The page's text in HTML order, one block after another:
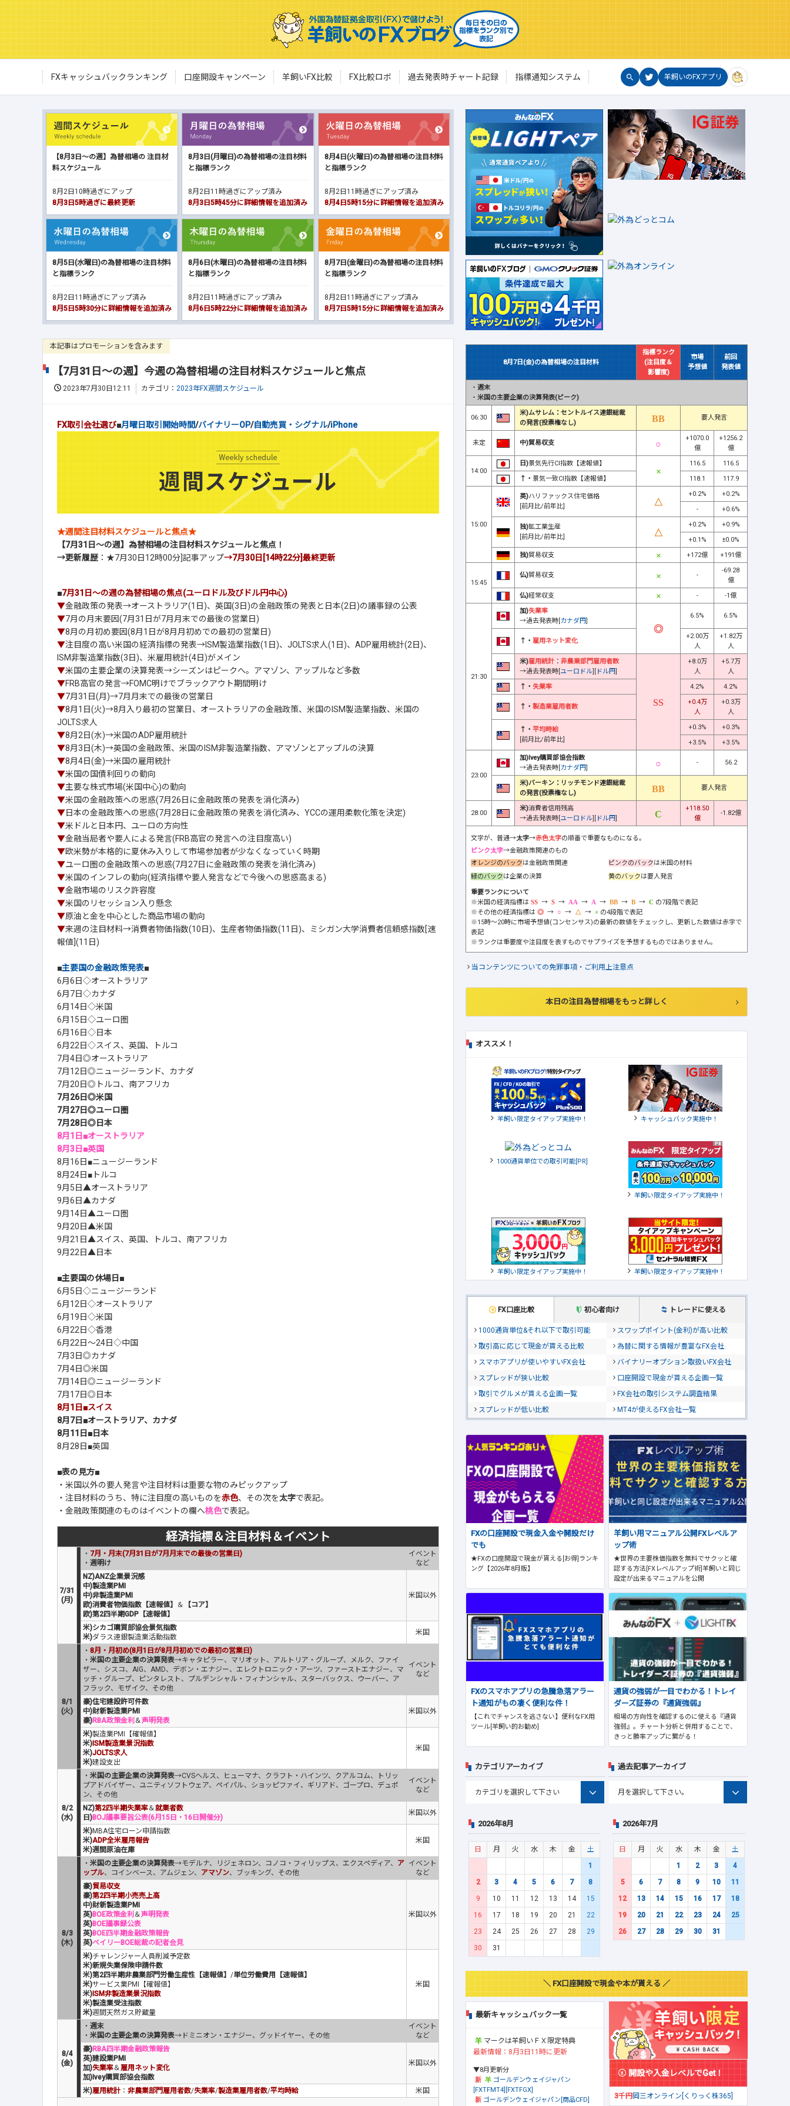
FXキャッシュバックランキング 口座開設キャンペーン 羊飼いFX比較 FX比較ロボ 過去発表時チャート記録 指標通知システム 羊飼いのFXアプリ
【8月3日～の週】為替相場の 注目材
料スケジュール
8月2日10時過ぎにアップ
8月3日5時過ぎに最終更新
8月3日(月曜日)の為替相場の注目材料
と指標ランク
8月2日11時過ぎにアップ済み
8月3日5時45分に詳細情報を追加済み
8月4日(火曜日)の為替相場の注目材料
と指標ランク
8月2日11時過ぎにアップ済み
8月4日5時15分に詳細情報を追加済み
8月5日(水曜日)の為替相場の注目材料
と指標ランク
8月2日11時過ぎにアップ済み
8月5日5時30分に詳細情報を追加済み
8月6日(木曜日)の為替相場の注目材料
と指標ランク
8月2日11時過ぎにアップ済み
8月6日5時22分に詳細情報を追加済み
8月7日(金曜日)の為替相場の注目材料
と指標ランク
8月2日11時過ぎにアップ済み
8月7日5時15分に詳細情報を追加済み
本記事はプロモーションを含みます
【7月31日～の週】今週の為替相場の注目材料スケジュールと焦点
2023年7月30日12:11 カテゴリ： 2023年FX週間スケジュール
FX取引会社選び■月曜日取引開始時間/バイナリーOP/自動売買・シグナル/iPhone
★週間注目材料スケジュールと焦点★
【7月31日～の週】為替相場の注目材料スケジュールと焦点！
→更新履歴 ：★7月30日12時00分]記事アップ→7月30日[14時22分]最終更新
■7月31日～の週の為替相場の焦点(ユーロドル及びドル円中心)
▼金融政策の発表→オーストラリア(1日)、英国(3日)の金融政策の発表と日本(2日)の議事録の公表
▼7月の月末要因(7月31日が7月月末での最後の営業日)
▼8月の月初め要因(8月1日が8月月初めでの最初の営業日)
▼注目度の高い米国の経済指標の発表→ISM製造業指数(1日)、JOLTS求人(1日)、ADP雇用統計(2日)、
ISM非製造業指数(3日)、米雇用統計(4日)がメイン
▼米国の主要企業の決算発表→シーズンはピークへ。アマゾン、アップルなど多数
▼FRB高官の発言→FOMC明けでブラックアウト期間明け
▼7月31日(月)→7月月末での最後の営業日
▼8月1日(火)→8月入り最初の営業日、オーストラリアの金融政策、米国のISM製造業指数、米国の
JOLTS求人
▼8月2日(水)→米国のADP雇用統計
▼8月3日(木)→英国の金融政策、米国のISM非製造業指数、アマゾンとアップルの決算
▼8月4日(金)→米国の雇用統計
▼米国の国債利回りの動向
▼主要な株式市場(米国中心)の動向
▼米国の金融政策への思惑(7月26日に金融政策の発表を消化済み)
▼日本の金融政策への思惑(7月28日に金融政策の発表を消化済み、YCCの運用柔軟化策を決定)
▼米ドルと日本円、ユーロの方向性
▼金融当局者や要人による発言(FRB高官の発言への注目度高い)
▼欧米勢が本格的に夏休み入りして市場参加者が少なくなっていく時期
▼ユーロ圏の金融政策への思惑(7月27日に金融政策の発表を消化済み)
▼米国のインフレの動向(経済指標や要人発言などで今後への思惑高まる)
▼金融市場のリスク許容度
▼米国のリセッション入り懸念
▼原油と金を中心とした商品市場の動向
▼来週の注目材料→消費者物価指数(10日)、生産者物価指数(11日)、ミシガン大学消費者信頼感指数[速
報値](11日)
■主要国の金融政策発表■
6月6日◇オーストラリア
6月7日◇カナダ
6月14日◇米国
6月15日◇ユーロ圏
6月16日◇日本
6月22日◇スイス、英国、トルコ
7月4日◎オーストラリア
7月12日◎ニュージーランド、カナダ
7月20日◎トルコ、南アフリカ
7月26日◎米国
7月27日◎ユーロ圏
7月28日◎日本
8月1日■オーストラリア
8月3日■英国
8月16日■ニュージーランド
8月24日■トルコ
9月5日▲オーストラリア
9月6日▲カナダ
9月14日▲ユーロ圏
9月20日▲米国
9月21日▲スイス、英国、トルコ、南アフリカ
9月22日▲日本
■主要国の休場日■
6月5日◇ニュージーランド
6月12日◇オーストラリア
6月19日◇米国
6月22日◇香港
6月22日～24日◇中国
7月3日◎カナダ
7月4日◎米国
7月14日◎ニュージーランド
7月17日◎日本
8月1日■スイス
8月7日■オーストラリア、カナダ
8月11日■日本
8月28日■英国
■表の見方■
・米国以外の要人発言や注目材料は重要な物のみピックアップ
・注目材料のうち、特に注目度の高いものを赤色、その次を太字で表記。
・金融政策関連のものはイベントの欄へ桃色で表記。
経済指標＆注目材料＆イベント
7/31
(月)
・ 7月・月末(7月31日が7月月末での最後の営業日)
・ 週明け
イベント
など
NZ)ANZ企業景況感
中)製造業PMI
中)非製造業PMI
欧)消費者物価指数【速報値】
＆
【コア】
欧)第2四半期GDP【速報値】
米国以外
米)シカゴ購買部協会景気指数
米)ダラス連銀製造業活動指数
米国
8/1
(火)
・ 8月・月初め(8月1日が8月月初めでの最初の営業日)
・ 米国の主要企業の決算発表→キャタピラー、マリオット、アルトリア・グループ、メルク、ファイ
ザー、シスコ、AIG、AMD、デボン・エナジー、エレクトロニック・アーツ、ファーストエナジー、マ
ッチ・グループ、ピンタレスト、プルデンシャル・フィナンシャル、スターバックス、ウーバー、ア
フラック、モザイク、その他
イベント
など
豪)住宅建設許可件数
中)財新製造業PMI
豪)RBA政策金利 ＆声明発表
米国以外
米)製造業PMI【確報値】
米) ISM製造業景況指数
米)JOLTS求人
米)建設支出
米国
8/2
(水)
・ 米国の主要企業の決算発表→CVSヘルス、ヒューマナ、クラフト・ハインツ、クアルコム、トリッ
プアドバイザー、ユニティソフトウェア、ペイパル、ショッピファイ、ギリアド、ゴープロ、デュポ
ン、その他
イベント
など
NZ)第2四半期失業率＆就業者数
日)BOJ議事要旨公表(6月15日・16日開催分)
米国以外
米)MBA住宅ローン申請指数
米)ADP全米雇用報告
米)週間原油在庫
米国
8/3
(木)
・ 米国の主要企業の決算発表→モデルナ、リジェネロン、コノコ・フィリップス、エクスペディア、 ア
ップル、コインベース、アムジェン、 アマゾン、ブッキング、その他
イベント
など
豪)貿易収支
豪)第2四半期小売売上高
中)財新製造業PMI
英)BOE政策金利 ＆声明発表
英)BOE議事録公表
英)BOE四半期金融政策報告
英)ベイリーBOE総裁の記者会見
米国以外
米)チャレンジャー人員削減予定数
米)新規失業保険申請件数
米)第2四半期非農業部門労働生産性【速報値】 /単位労働費用【速報値】
米)サービス業PMI【確報値】
米) ISM非製造業景況指数
米)製造業受注指数
米)週間天然ガス貯蔵量
米国
8/4
(金)
・ 週末
・ 米国の主要企業の決算発表→ドミニオン・エナジー、グッドイヤー、その他
イベント
など
豪)RBA四半期金融政策報告
英)建設業PMI
加)失業率＆雇用ネット変化
加)Ivey購買部協会指数
米国以外
米)雇用統計： 非農業部門雇用者数/失業率/製造業雇用者数/平均時給 米国
8月7日(金)の為替相場の注目材料
指標ランク
(注目度＆
影響度)
市場
予想値
前回
発表値
・ 週末
・ 米国の主要企業の決算発表(ピーク)
06:30
米)ムサレム：セントルイス連銀総裁
の発言(投票権なし)
要人発言
未定 中)貿易収支
+1070.0
億
+1256.2
億
14:00
日)景気先行CI指数【速報値】 116.5
116.5
↑・ 景気一致CI指数【速報値】 118.1 117.9
15:00
英)ハリファックス住宅価格
[前月比/前年比]
+0.2%
+0.2%
-
+0.6%
独)鉱工業生産
[前月比/前年比]
+0.2%
+0.9%
+0.1%
±0.0%
独)貿易収支 +172億 +191億
15:45
仏)貿易収支 -
-69.28
億
仏)経常収支 - -1億
21:30
加)失業率
→過去発表時[カナダ円]
6.5% 6.5%
↑・ 雇用ネット変化
+2.00万
人
+1.82万
人
米)雇用統計 ： 非農業部門雇用者数
→過去発表時[ユーロドル][ ドル円]
+8.0万
人
+5.7万
人
↑・ 失業率 4.2% 4.2%
↑・ 製造業雇用者数
+0.4万
人
+0.3万
人
↑・ 平均時給
[前月比/前年比]
+0.3%
+0.3%
+3.5%
+3.5%
23:00
加)Ivey購買部協会指数
→過去発表時[カナダ円]
- 56.2
米)バーキン：リッチモンド連銀総裁
の発言(投票権なし)
要人発言
28:00
米)消費者信用残高
→過去発表時[ユーロドル][ ドル円]
+118.50
億
-1.82億
文字が、普通→太字→赤色太字の順番で重要なものになる。
ピンク太字→金融政策関連のもの
オレンジのバックは金融政策関連 ピンクのバックは米国の材料
緑のバックは企業の決算 黄のバックは要人発言
重要ランクについて
※米国の経済指標は
→ → → → → →
の7段階で表記
※その他の経済指標は
→ → →
の4段階で表記
※15時～20時に市場予想値(コンセンサス)の最新の数値をチェックし、更新した数値は赤字で
表記
※ランクは重要度や注目度を表すものでサプライズを予想するものではありません。
当コンテンツについての免罪事項・ご利用上注意点
本日の注目為替相場をもっと詳しく
オススメ！
羊飼い限定タイアップ実施中！ キャッシュバック実施中！
1000通貨単位での取引可能[PR]
羊飼い限定タイアップ実施中！
羊飼い限定タイアップ実施中！ 羊飼い限定タイアップ実施中！
FX口座比較 初心者向け トレードに使える
1000通貨単位&それ以下で取引可能
スワップポイント(金利)が高い比較
取引高に応じて現金が貰える比較
為替に関する情報が豊富なFX会社
スマホアプリが使いやすいFX会社
バイナリーオプション取扱いFX会社
スプレッドが狭い比較
口座開設で現金が貰える企画一覧
取引でグルメが貰える企画一覧
FX会社の取引システム調査結果
スプレッドが低い比較
MT4が使えるFX会社一覧
FXの口座開設で現金入金や開設だけ
でも
★FXの口座開設で現金が貰える[お得]ランキ
ング【2026年8月版】
羊飼い用マニュアル公開FXレベルア
ップ術
★世界の主要株価指数を無料でサクッと確
認する方法[FXレベルアップ術]羊飼いと同じ
設定が出来るマニュアルを公開
FXのスマホアプリの急騰急落アラー
ト通知がもの凄く便利な件！
【これでチャンスを逃さない】便利なFX用
ツール[羊飼い的お勧め]
通貨の強弱が一目でわかる！トレイ
ダーズ証券の『通貨強弱』
相場の方向性を確認するのに使える『通貨
強弱』。チャート分析と併用することで、
きっと勝率アップに繋がる！
カテゴリアーカイブ 過去記事アーカイブ
2026年8月
日 月 火 水 木 金
土
1
2
3 4 5 6 7
8
9
10 11 12 13 14
15
16
17 18 19 20 21
22
23
24 25 26 27 28
29
30
31
2026年7月
日 月 火 水 木 金
土
1
2 3
4
5
6 7 8 9 10
11
12
13 14 15 16 17
18
19
20 21 22 23 24
25
26
27 28 29 30 31
＼ FX口座開設で現金や本が貰える ／
最新キャッシュバック一覧
マークは羊飼いＦＸ限定特典
最新情報：8月3日11時に更新
▼8月更新分
ゴールデンウェイジャパン
[FXTFMT4][FXTFGX]
ゴールデンウェイジャパン[商品CFD]
開設や入金レベルでGet！
3千円岡三オンライン[くりっく株365]